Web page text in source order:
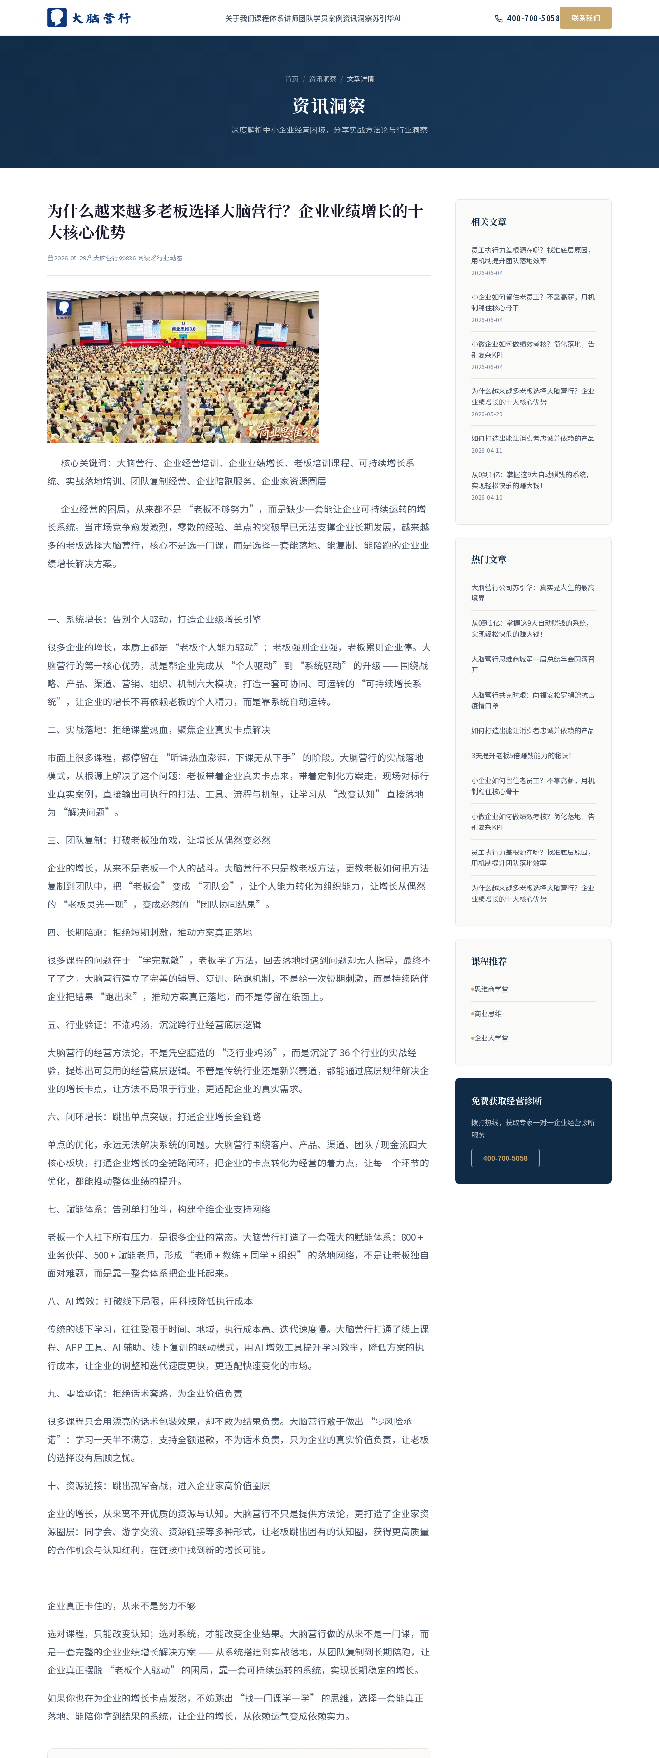
关于我们课程体系讲师团队学员案例资讯洞察苏引华AI 400-700-5058 联系我们
关于我们课程体系讲师团队学员案例资讯洞察苏引华AI 400-700-5058 联系我们
关于我们讲师团队
首页 / 资讯洞察 / 文章详情
资讯洞察
深度解析中小企业经营困境，分享实战方法论与行业洞察
为什么越来越多老板选择大脑营行？企业业绩增长的十
大核心优势
2026-05-29 大脑营行 836 阅读 行业动态
核心关键词：大脑营行、企业经营培训、企业业绩增长、老板培训课程、可持续增长系
统、实战落地培训、团队复制经营、企业陪跑服务、企业家资源圈层
企业经营的困局，从来都不是 “老板不够努力” ，而是缺少一套能让企业可持续运转的增
长系统。当市场竞争愈发激烈，零散的经验、单点的突破早已无法支撑企业长期发展，越来越
多的老板选择大脑营行，核心不是选一门课，而是选择一套能落地、能复制、能陪跑的企业业
绩增长解决方案。
一、系统增长：告别个人驱动，打造企业级增长引擎
很多企业的增长，本质上都是 “老板个人能力驱动” ：老板强则企业强，老板累则企业停。大
脑营行的第一核心优势，就是帮企业完成从 “个人驱动” 到 “系统驱动” 的升级 ——围绕战
略、产品、渠道、营销、组织、机制六大模块，打造一套可协同、可运转的 “可持续增长系
统” ，让企业的增长不再依赖老板的个人精力，而是靠系统自动运转。
二、实战落地：拒绝课堂热血，聚焦企业真实卡点解决
市面上很多课程，都停留在 “听课热血澎湃，下课无从下手” 的阶段。大脑营行的实战落地
模式，从根源上解决了这个问题：老板带着企业真实卡点来，带着定制化方案走，现场对标行
业真实案例，直接输出可执行的打法、工具、流程与机制，让学习从 “改变认知” 直接落地
为 “解决问题” 。
三、团队复制：打破老板独角戏，让增长从偶然变必然
企业的增长，从来不是老板一个人的战斗。大脑营行不只是教老板方法，更教老板如何把方法
复制到团队中，把 “老板会” 变成 “团队会” ，让个人能力转化为组织能力，让增长从偶然
的 “老板灵光一现” ，变成必然的 “团队协同结果” 。
四、长期陪跑：拒绝短期刺激，推动方案真正落地
很多课程的问题在于 “学完就散” ，老板学了方法，回去落地时遇到问题却无人指导，最终不
了了之。大脑营行建立了完善的辅导、复训、陪跑机制，不是给一次短期刺激，而是持续陪伴
企业把结果 “跑出来” ，推动方案真正落地，而不是停留在纸面上。
五、行业验证：不灌鸡汤，沉淀跨行业经营底层逻辑
大脑营行的经营方法论，不是凭空臆造的 “泛行业鸡汤” ，而是沉淀了 36个行业的实战经
验，提炼出可复用的经营底层逻辑。不管是传统行业还是新兴赛道，都能通过底层规律解决企
业的增长卡点，让方法不局限于行业，更适配企业的真实需求。
六、闭环增长：跳出单点突破，打通企业增长全链路
单点的优化，永远无法解决系统的问题。大脑营行围绕客户、产品、渠道、团队 /现金流四大
核心板块，打通企业增长的全链路闭环，把企业的卡点转化为经营的着力点，让每一个环节的
优化，都能推动整体业绩的提升。
七、赋能体系：告别单打独斗，构建全维企业支持网络
老板一个人扛下所有压力，是很多企业的常态。大脑营行打造了一套强大的赋能体系： 800 +
业务伙伴、 500 + 赋能老师，形成 “老师 +教练 + 同学 + 组织” 的落地网络，不是让老板独自
面对难题，而是靠一整套体系把企业托起来。
八、 AI 增效：打破线下局限，用科技降低执行成本
传统的线下学习，往往受限于时间、地域，执行成本高、迭代速度慢。大脑营行打通了线上课
程、 APP 工具、 AI 辅助、线下复训的联动模式，用 AI 增效工具提升学习效率，降低方案的执
行成本，让企业的调整和迭代速度更快，更适配快速变化的市场。
九、零险承诺：拒绝话术套路，为企业价值负责
很多课程只会用漂亮的话术包装效果，却不敢为结果负责。大脑营行敢于做出 “零风险承
诺” ：学习一天半不满意，支持全额退款，不为话术负责，只为企业的真实价值负责，让老板
的选择没有后顾之忧。
十、资源链接：跳出孤军奋战，进入企业家高价值圈层
企业的增长，从来离不开优质的资源与认知。大脑营行不只是提供方法论，更打造了企业家资
源圈层：同学会、游学交流、资源链接等多种形式，让老板跳出固有的认知圈，获得更高质量
的合作机会与认知红利，在链接中找到新的增长可能。
企业真正卡住的，从来不是努力不够
选对课程，只能改变认知；选对系统，才能改变企业结果。大脑营行做的从来不是一门课，而
是一套完整的企业业绩增长解决方案 —— 从系统搭建到实战落地，从团队复制到长期陪跑，让
企业真正摆脱 “老板个人驱动” 的困局，靠一套可持续运转的系统，实现长期稳定的增长。
如果你也在为企业的增长卡点发愁，不妨跳出 “找一门课学一学” 的思维，选择一套能真正
落地、能陪你拿到结果的系统，让企业的增长，从依赖运气变成依赖实力。
相关文章
员工执行力差根源在哪？找准底层原因，
用机制提升团队落地效率
2026-06-04
小企业如何留住老员工？不靠高薪，用机
制稳住核心骨干
2026-06-04
小微企业如何做绩效考核？简化落地，告
别复杂KPI
2026-06-04
为什么越来越多老板选择大脑营行？企业
业绩增长的十大核心优势
2026-05-29
如何打造出能让消费者忠诚并依赖的产品
2026-04-11
从0到1亿：掌握这9大自动赚钱的系统，
实现轻松快乐的赚大钱！
2026-04-10
热门文章
大脑营行公司苏引华：真实是人生的最高
境界
从0到1亿：掌握这9大自动赚钱的系统，
实现轻松快乐的赚大钱！
大脑营行思维商城第一届总结年会圆满召
开
大脑营行共克时艰：向福安松罗捐赠抗击
疫情口罩
如何打造出能让消费者忠诚并依赖的产品
3天提升老板5倍赚钱能力的秘诀！
小企业如何留住老员工？不靠高薪，用机
制稳住核心骨干
小微企业如何做绩效考核？简化落地，告
别复杂KPI
员工执行力差根源在哪？找准底层原因，
用机制提升团队落地效率
为什么越来越多老板选择大脑营行？企业
业绩增长的十大核心优势
课程推荐
思维商学堂
商业思维
企业大学堂
免费获取经营诊断
拨打热线，获取专家一对一企业经营诊断
服务
400-700-5058